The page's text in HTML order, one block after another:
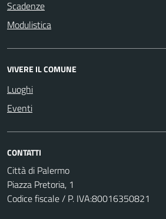
Scadenze
Modulistica
VIVERE IL COMUNE
Luoghi
Eventi
CONTATTI
Città di Palermo
Piazza Pretoria, 1
Codice fiscale / P. IVA:80016350821